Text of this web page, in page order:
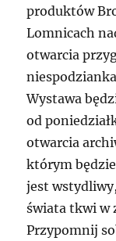
produktów
Lomnicach
otwarcia
Wystawa
od
otwarcia
którym
jest
świata tkwi w
Przypomnij